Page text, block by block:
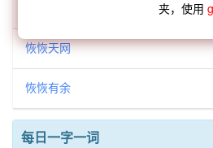
恢恢天网
恢恢有余
每日一字一词
夹，使用